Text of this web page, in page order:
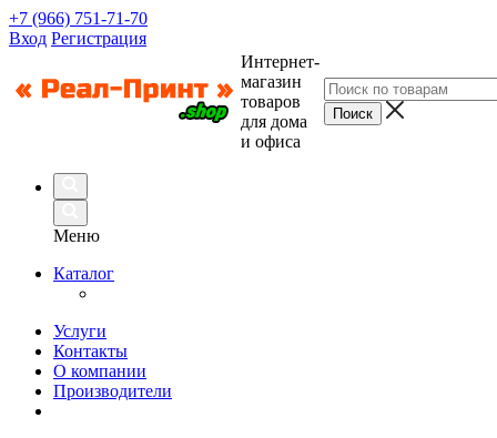
+7 (966) 751-71-70
Вход Регистрация
Интернет-
магазин
товаров
для дома
и офиса
Меню
Каталог
Услуги
Контакты
О компании
Производители